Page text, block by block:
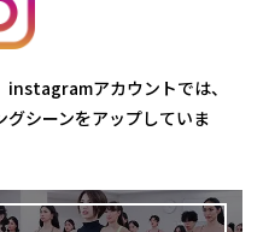
instagramアカウントでは、
シーンをアップしていま